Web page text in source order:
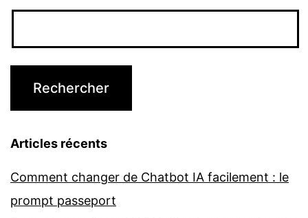
Articles récents
Comment changer de Chatbot IA facilement : le
prompt passeport